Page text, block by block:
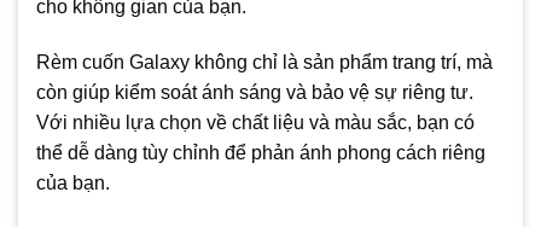
cho không gian của bạn.
Rèm cuốn Galaxy không chỉ là sản phẩm trang trí, mà
còn giúp kiểm soát ánh sáng và bảo vệ sự riêng tư.
Với nhiều lựa chọn về chất liệu và màu sắc, bạn có
thể dễ dàng tùy chỉnh để phản ánh phong cách riêng
của bạn.